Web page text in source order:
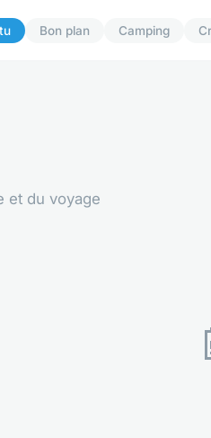
Bon plan Camping
et du voyage